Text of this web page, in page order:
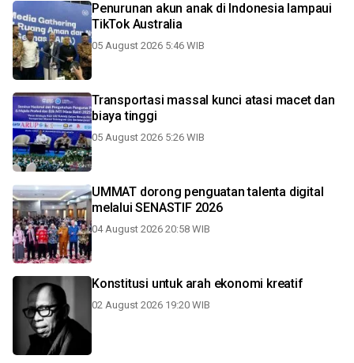
Penurunan akun anak di Indonesia lampaui
TikTok Australia
05 August 2026 5:46 WIB
Transportasi massal kunci atasi macet dan
biaya tinggi
05 August 2026 5:26 WIB
UMMAT dorong penguatan talenta digital
melalui SENASTIF 2026
04 August 2026 20:58 WIB
Konstitusi untuk arah ekonomi kreatif
02 August 2026 19:20 WIB